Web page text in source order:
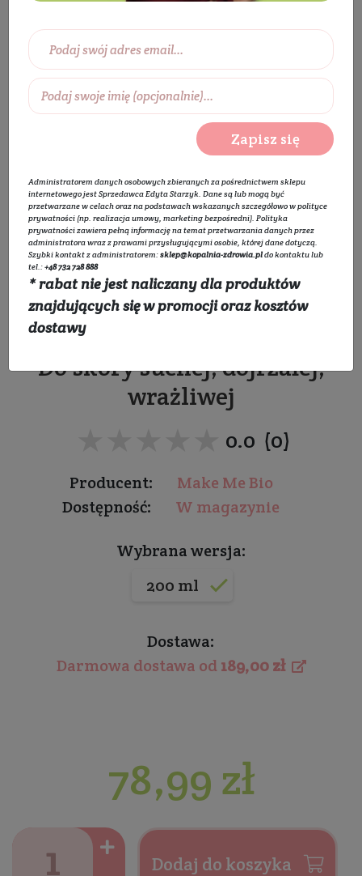
Płyn do mycia twarzy
Garden Roses
Do skóry suchej, dojrzałej,
wrażliwej
0.0 (0)
Producent:
Make Me Bio
Dostępność:
W magazynie
Wybrana wersja:
200 ml
Dostawa:
Darmowa dostawa od189,00 zł
78,99 zł
Dodaj do koszyka
Zapisz się
Administratorem danych osobowych zbieranych za pośrednictwem sklepu
internetowego jest Sprzedawca Edyta Starzyk. Dane są lub mogą być
przetwarzane w celach oraz na podstawach wskazanych szczegółowo wpolityce
prywatności (np. realizacja umowy, marketing bezpośredni). Polityka
prywatnościzawiera pełną informację na temat przetwarzania danych przez
administratora wraz z prawami przysługującymi osobie, której dane dotyczą.
Szybki kontakt z administratorem:sklep@kopalnia-zdrowia.pldo kontaktu lub
tel.:+48 732 728 888
* rabat nie jest naliczany dla produktów
znajdujących się w promocji oraz kosztów
dostawy